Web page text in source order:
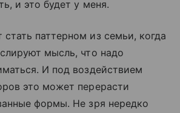
и это будет у меня.
паттерном из семьи, когда
мысль, что надо
И под воздействием
это может перерасти
формы. Не зря нередко